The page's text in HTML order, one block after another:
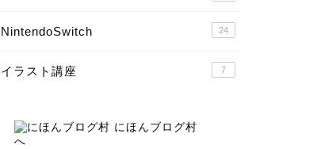
NintendoSwitch 24
イラスト講座 7